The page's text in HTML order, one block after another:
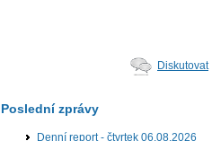
Diskutovat
Poslední zprávy
Denní report - čtvrtek 06.08.2026